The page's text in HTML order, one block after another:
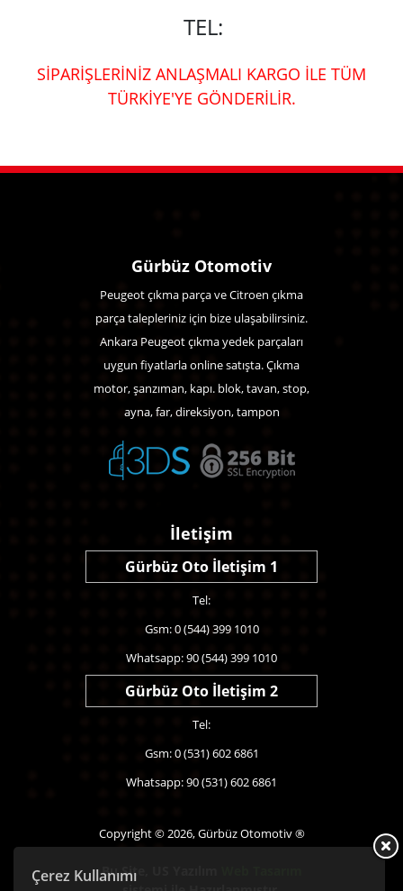
TEL:
SİPARİŞLERİNİZ ANLAŞMALI KARGO İLE TÜM
TÜRKİYE'YE GÖNDERİLİR.
Çerez Kullanımı
Gürbüz Otomotiv
Peugeot çıkma parça ve Citroen çıkma
parça talepleriniz için bize ulaşabilirsiniz.
Ankara Peugeot çıkma yedek parçaları
uygun fiyatlarla online satışta. Çıkma
motor, şanzıman, kapı. blok, tavan, stop,
ayna, far, direksiyon, tampon
İletişim
Gürbüz Oto İletişim 1
Tel:
Gsm: 0 (544) 399 1010
Whatsapp: 90 (544) 399 1010
Gürbüz Oto İletişim 2
Tel:
Gsm: 0 (531) 602 6861
Whatsapp: 90 (531) 602 6861
Copyright © 2026, Gürbüz Otomotiv ®
Bu Site,